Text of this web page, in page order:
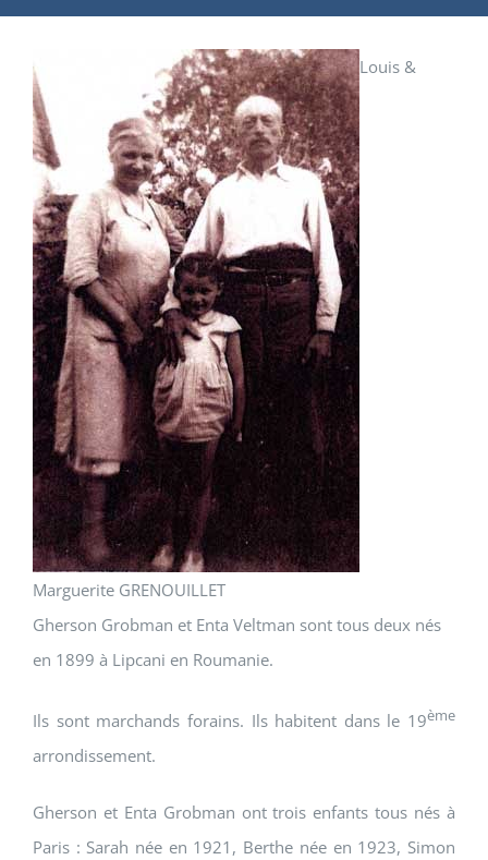
Louis &
Marguerite GRENOUILLET
Gherson Grobman et Enta Veltman sont tous deux nés
en 1899 à Lipcani en Roumanie.
Ils sont marchands forains. Ils habitent dans le 19ème
arrondissement.
Gherson et Enta Grobman ont trois enfants tous nés à
Paris : Sarah née en 1921, Berthe née en 1923, Simon